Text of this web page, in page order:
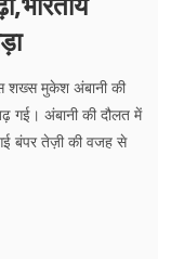
शख्स मुकेश अंबानी की
गई। अंबानी की दौलत में
बंपर तेज़ी की वजह से